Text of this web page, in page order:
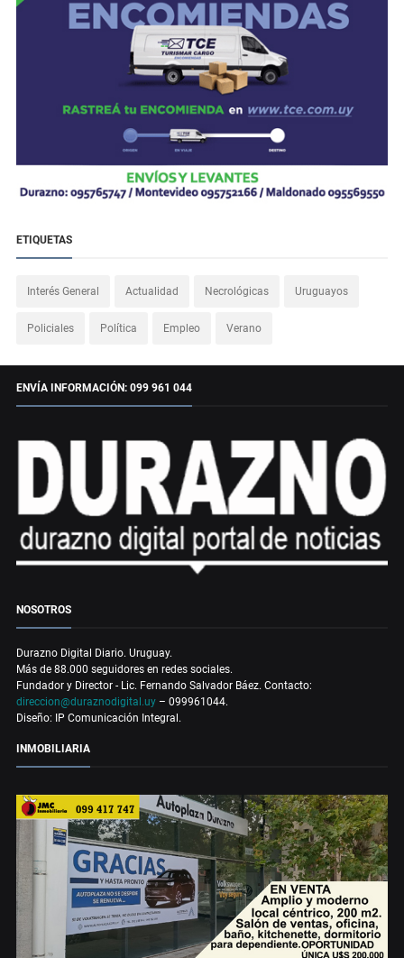
ETIQUETAS
Interés General Actualidad Necrológicas Uruguayos
Policiales Política Empleo Verano
ENVÍA INFORMACIÓN: 099 961 044
NOSOTROS
Durazno Digital Diario. Uruguay.
Más de 88.000 seguidores en redes sociales.
Fundador y Director - Lic. Fernando Salvador Báez. Contacto:
direccion@duraznodigital.uy – 099961044.
Diseño: IP Comunicación Integral.
INMOBILIARIA